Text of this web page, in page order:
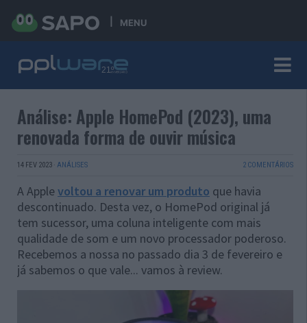
MENU
Análise: Apple HomePod (2023), uma
renovada forma de ouvir música
14 FEV 2023 · ANÁLISES 2 COMENTÁRIOS
A Applevoltou a renovar um produto que havia
descontinuado. Desta vez, o HomePod original já
tem sucessor, uma coluna inteligente com mais
qualidade de som e um novo processador poderoso.
Recebemos a nossa no passado dia 3 de fevereiro e
já sabemos o que vale... vamos à review.